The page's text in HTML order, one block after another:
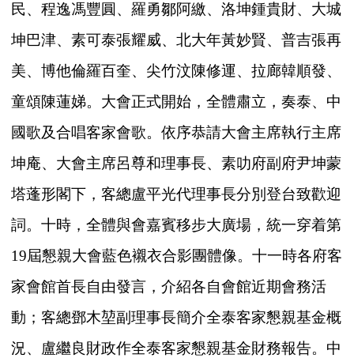
民、程逸馮豐圓、羅勇鄒阿繳、洛坤鍾貴財、大城
坤巴津、素可泰張耀威、北大年黃妙賢、普吉張再
美、博他倫羅百奎、尖竹汶陳修運、拉廊韓順發、
童頌陳蓮娣。大會正式開始，全體肅立，奏泰、中
國歌及合唱客家會歌。依序恭請大會主席執行主席
坤庵、大會主席呂尊和理事長、素叻府副府尹坤蒙
塔蓬形閣下，客總盧平光代理事長分別登台致歡迎
詞。十時，全體與會嘉賓移步大廣場，統一穿着第
19屆懇親大會藍色襯衣合影團體像。十一時各府客
家會館首長自由發言，介紹各自會館近期會務活
動；客總鄧木堃副理事長簡介全泰客家懇親基金概
況、盧繼良財政作全泰客家懇親基金財務報告。中